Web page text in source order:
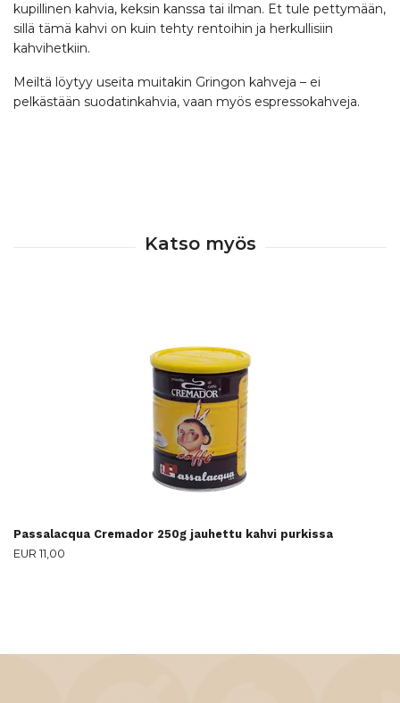
kupillinen kahvia, keksin kanssa tai ilman. Et tule pettymään,
sillä tämä kahvi on kuin tehty rentoihin ja herkullisiin
kahvihetkiin.
Meiltä löytyy useita muitakin Gringon kahveja – ei
pelkästään suodatinkahvia, vaan myös espressokahveja.
Passalacqua Cremador 250g jauhettu kahvi purkissa
EUR 11,00